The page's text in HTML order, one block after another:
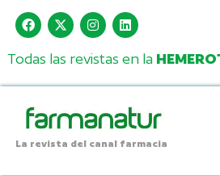
Todas las revistas en la
La revista del canal farmacia